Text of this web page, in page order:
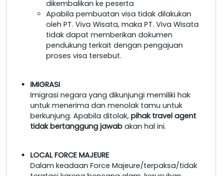
dikembalikan ke peserta
Apabila pembuatan visa tidak dilakukan
oleh PT. Viva Wisata, maka PT. Viva Wisata
tidak dapat memberikan dokumen
pendukung terkait dengan pengajuan
proses visa tersebut.
IMIGRASI
Imigrasi negara yang dikunjungi memiliki hak
untuk menerima dan menolak tamu untuk
berkunjung. Apabila ditolak, pihak travel agent
tidak bertanggung jawab akan hal ini.
LOCAL FORCE MAJEURE
Dalam keadaan Force Majeure/terpaksa/tidak